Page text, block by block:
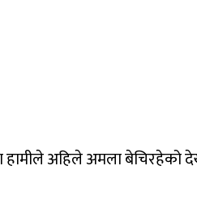
अहिले अमला बेचिरहेको